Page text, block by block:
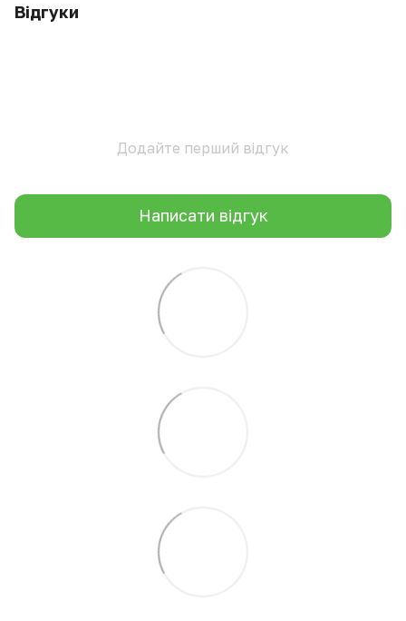
Відгуки
Додайте перший відгук
Написати відгук